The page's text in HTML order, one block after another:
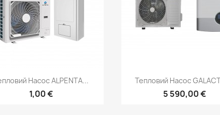
Швидкий перегляд
Насос ALPENTA...
1,00 €
Швидкий
Тепловий Насос
5 590,00 €